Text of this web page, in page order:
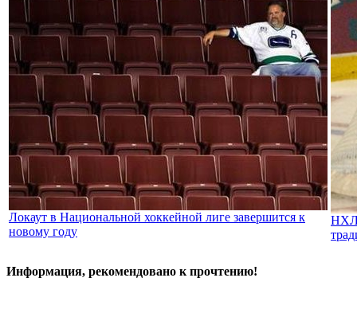
Локаут в Национальной хоккейной лиге завершится к
новому году
НХЛ
Информация, рекомендовано к прочтению!